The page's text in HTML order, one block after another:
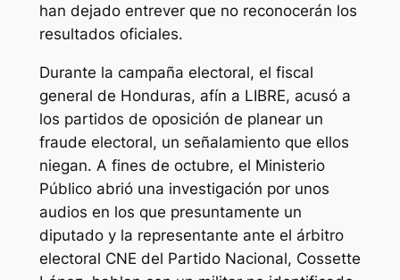
han dejado entrever que no reconocerán los
resultados oficiales.
Durante la campaña electoral, el fiscal
general de Honduras, afín a LIBRE, acusó a
los partidos de oposición de planear un
fraude electoral, un señalamiento que ellos
niegan. A fines de octubre, el Ministerio
Público abrió una investigación por unos
audios en los que presuntamente un
diputado y la representante ante el árbitro
electoral CNE del Partido Nacional, Cossette